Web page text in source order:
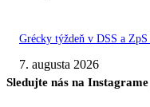
Grécky týždeň v DSS a
7. augusta 2026
Sledujte nás na Instagrame